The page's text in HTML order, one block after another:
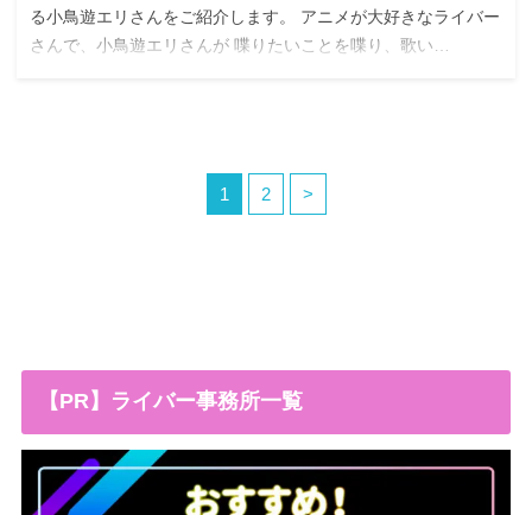
る小鳥遊エリさんをご紹介します。 アニメが大好きなライバー
さんで、小鳥遊エリさんが 喋りたいことを喋り、歌い…
1 2 >
【PR】ライバー事務所一覧